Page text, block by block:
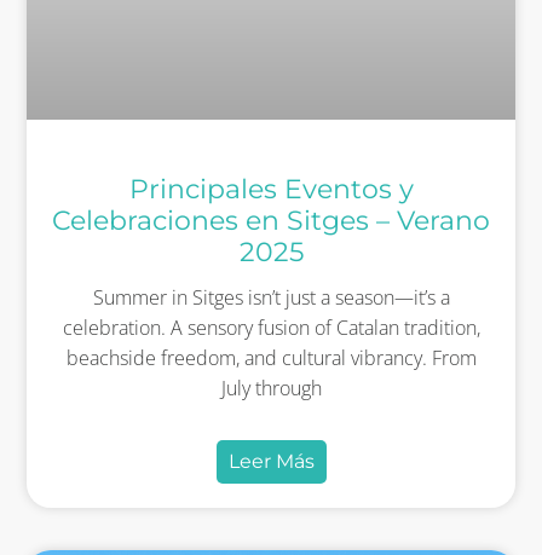
Principales Eventos y
Celebraciones en Sitges – Verano
2025
Summer in Sitges isn’t just a season—it’s a
celebration. A sensory fusion of Catalan tradition,
beachside freedom, and cultural vibrancy. From
July through
Leer Más